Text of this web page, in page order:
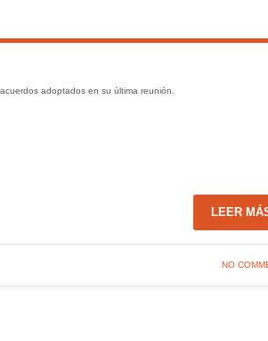
adoptados en su última reunión.
LEER
NO